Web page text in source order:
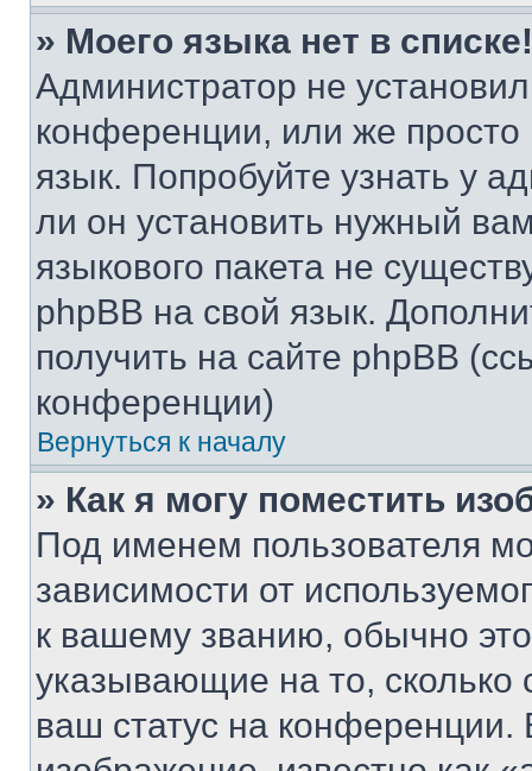
» Моего языка нет в списке!
Администратор не
конференции, или же
язык. Попробуйте узнать у
ли он установить нужный
языкового пакета не
phpBB на свой язык.
получить на сайте phpBB
конференции)
Вернуться к началу
» Как я могу поместить
Под именем пользователя
зависимости от
к вашему званию, обычно это
указывающие на то,
ваш статус на